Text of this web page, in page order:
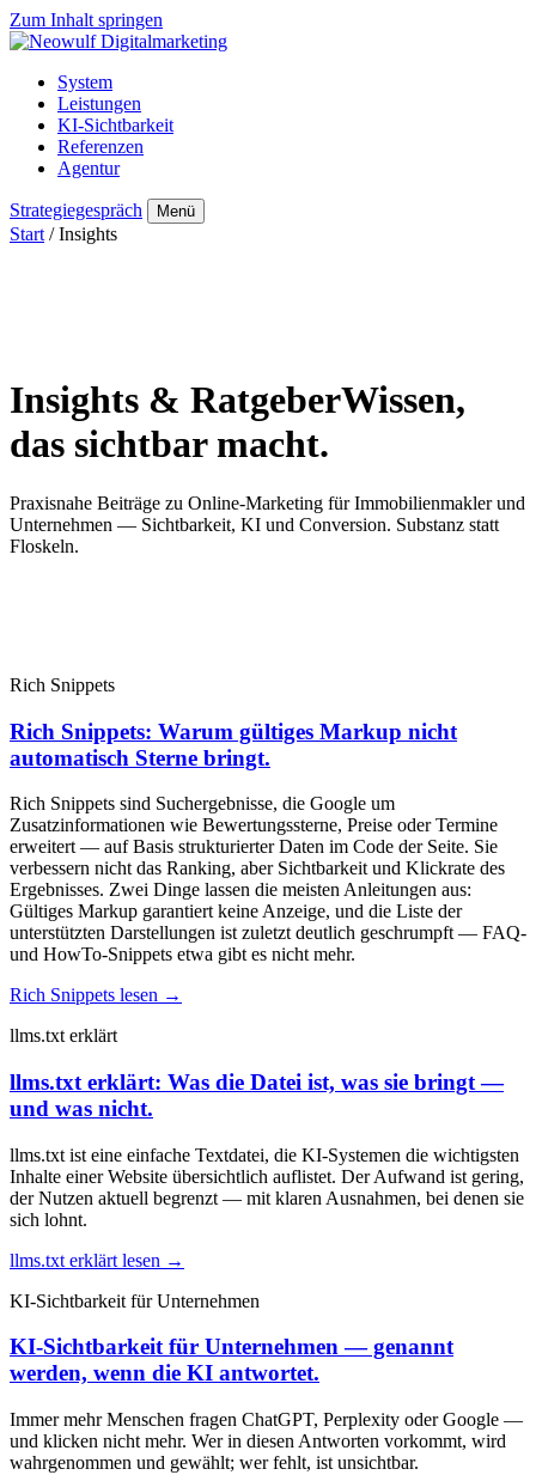
Zum Inhalt springen
System
Leistungen
KI-Sichtbarkeit
Referenzen
Agentur
Strategiegespräch Menü
Start / Insights
Insights & RatgeberWissen,
das sichtbar macht.
Praxisnahe Beiträge zu Online-Marketing für Immobilienmakler und
Unternehmen — Sichtbarkeit, KI und Conversion. Substanz statt
Floskeln.
Rich Snippets
Rich Snippets: Warum gültiges Markup nicht
automatisch Sterne bringt.
Rich Snippets sind Suchergebnisse, die Google um
Zusatzinformationen wie Bewertungssterne, Preise oder Termine
erweitert — auf Basis strukturierter Daten im Code der Seite. Sie
verbessern nicht das Ranking, aber Sichtbarkeit und Klickrate des
Ergebnisses. Zwei Dinge lassen die meisten Anleitungen aus:
Gültiges Markup garantiert keine Anzeige, und die Liste der
unterstützten Darstellungen ist zuletzt deutlich geschrumpft — FAQ-
und HowTo-Snippets etwa gibt es nicht mehr.
Rich Snippets lesen →
llms.txt erklärt
llms.txt erklärt: Was die Datei ist, was sie bringt —
und was nicht.
llms.txt ist eine einfache Textdatei, die KI-Systemen die wichtigsten
Inhalte einer Website übersichtlich auflistet. Der Aufwand ist gering,
der Nutzen aktuell begrenzt — mit klaren Ausnahmen, bei denen sie
sich lohnt.
llms.txt erklärt lesen →
KI-Sichtbarkeit für Unternehmen
KI-Sichtbarkeit für Unternehmen — genannt
werden, wenn die KI antwortet.
Immer mehr Menschen fragen ChatGPT, Perplexity oder Google —
und klicken nicht mehr. Wer in diesen Antworten vorkommt, wird
wahrgenommen und gewählt; wer fehlt, ist unsichtbar.